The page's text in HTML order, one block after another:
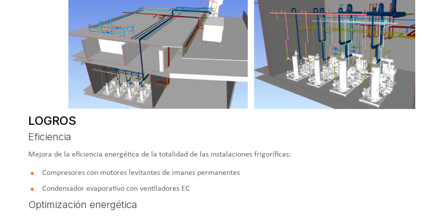
LOGROS
Eficiencia
Mejora de la eficiencia energética de la totalidad de las instalaciones frigoríficas:
Compresores con motores levitantes de imanes permanentes
Condensador evaporativo con ventiladores EC
Optimización energética